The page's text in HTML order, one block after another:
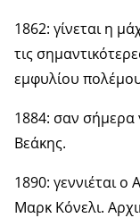
1862: γίνεται η
τις
εμφυλίου
1884: σαν σήμερα
Βεάκης.
1890: γεννιέται
Μαρκ Κόνελι.